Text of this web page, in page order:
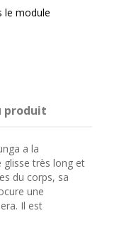
le module
produit
a la
très long et
du corps, sa
une
Il est